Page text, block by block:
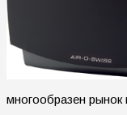
многообразен рынок